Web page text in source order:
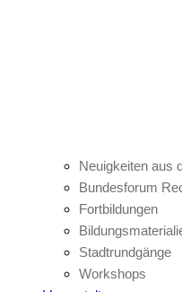
Neuigkeiten aus
Bundesforum
Fortbildungen
Stadtrundgänge
Workshops